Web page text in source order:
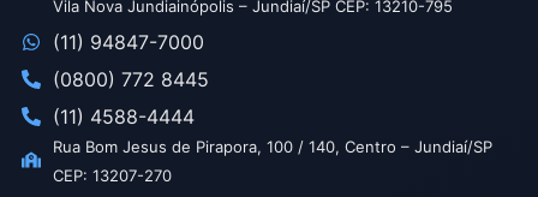
Vila Nova Jundiainópolis – Jundiaí/SP CEP: 13210-795
(11) 94847-7000
(0800) 772 8445
(11) 4588-4444
Rua Bom Jesus de Pirapora, 100 / 140, Centro – Jundiaí/SP
CEP: 13207-270